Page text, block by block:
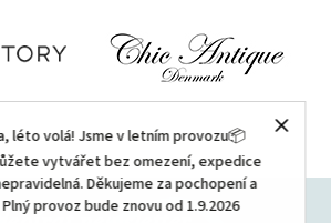
léto volá! Jsme v letním provozu📦
vytvářet bez omezení, expedice
Děkujeme za pochopení a
provoz bude znovu od 1.9.2026